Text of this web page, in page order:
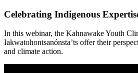
Celebrating Indigenous
In this webinar, the Kahnawake Youth
Iakwatohontsanónsta’ts offer their
and climate action.